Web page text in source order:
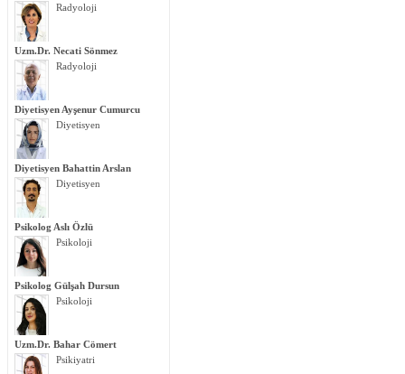
Radyoloji
Uzm.Dr. Necati Sönmez
Radyoloji
Diyetisyen Ayşenur Cumurcu
Diyetisyen
Diyetisyen Bahattin Arslan
Diyetisyen
Psikolog Aslı Özlü
Psikoloji
Psikolog Gülşah Dursun
Psikoloji
Uzm.Dr. Bahar Cömert
Psikiyatri